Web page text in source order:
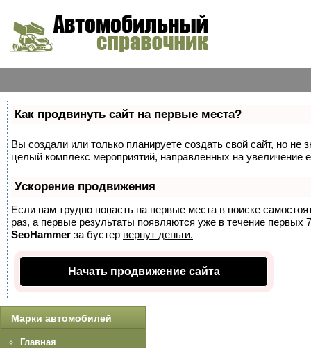
Как продвинуть сайт на первые места?
Вы создали или только планируете создать свой сайт, но не
целый комплекс мероприятий, направленных на увеличение
Ускорение продвижения
Если вам трудно попасть на первые места в поиске
раз, а первые результаты появляются уже в течение первых
SeoHammer за бустер вернут деньги.
Начать продвижение сайта
Марки автомобилей
Главная